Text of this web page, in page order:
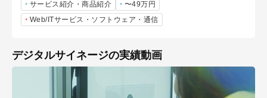
サービス紹介・商品紹介
〜49万円
Web/ITサービス・ソフトウェア・通信
デジタルサイネージの実績動画